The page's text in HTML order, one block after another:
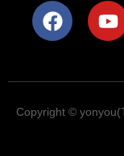
Copyright ©